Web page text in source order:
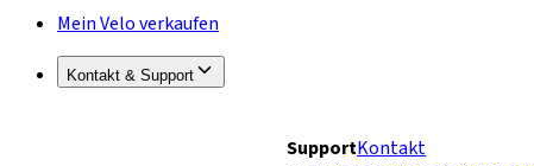
Mein Velo verkaufen
Kontakt & Support
SupportKontakt